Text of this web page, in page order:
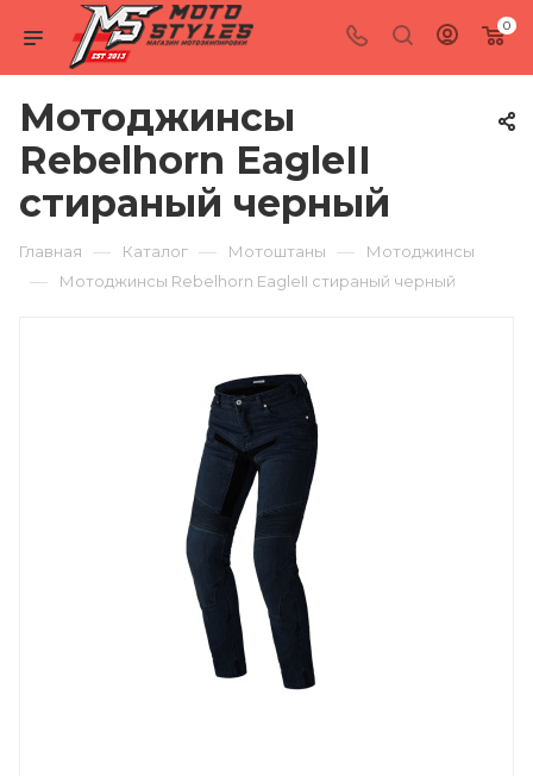
0
Мотоджинсы
Rebelhorn EagleII
стираный черный
Главная — Каталог — Мотоштаны — Мотоджинсы
— Мотоджинсы Rebelhorn EagleII стираный черный